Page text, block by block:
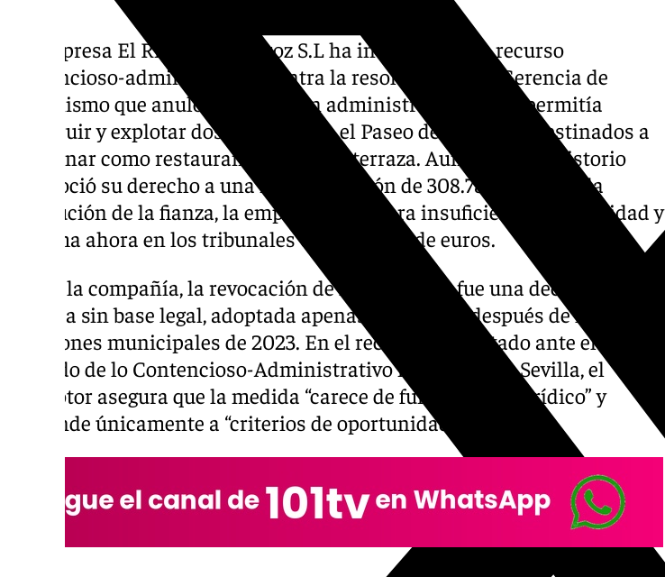
La empresa El Rincón del Arroz S.L ha interpuesto un recurso
contencioso-administrativo contra la resolución de la Gerencia de
Urbanismo que anuló la concesión administrativa que le permitía
construir y explotar dos quioscos en el Paseo del Cristina, destinados a
funcionar como restaurante y bar con terraza. Aunque el Consistorio
reconoció su derecho a una indemnización de 308.780 euros y a la
devolución de la fianza, la empresa considera insuficiente esa cantidad y
reclama ahora en los tribunales 6,9 millones de euros.
Según la compañía, la revocación de la concesión fue una decisión
política sin base legal, adoptada apenas dos meses después de las
elecciones municipales de 2023. En el recurso presentado ante el
Juzgado de lo Contencioso-Administrativo número 11 de Sevilla, el
promotor asegura que la medida “carece de fundamento jurídico” y
responde únicamente a “criterios de oportunidad política”.